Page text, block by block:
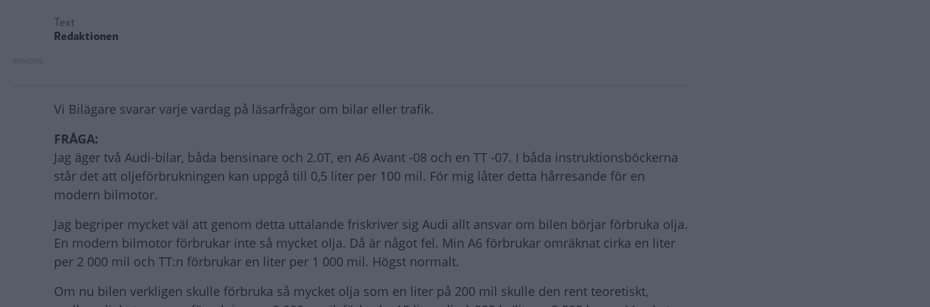
Text
Redaktionen
Vi Bilägare svarar varje vardag på läsarfrågor om bilar eller trafik.
FRÅGA:
Jag äger två Audi-bilar, båda bensinare och 2.0T, en A6 Avant -08 och en TT -07. I båda instruktionsböckerna
står det att oljeförbrukningen kan uppgå till 0,5 liter per 100 mil. För mig låter detta hårresande för en
modern bilmotor.
Jag begriper mycket väl att genom detta uttalande friskriver sig Audi allt ansvar om bilen börjar förbruka olja.
En modern bilmotor förbrukar inte så mycket olja. Då är något fel. Min A6 förbrukar omräknat cirka en liter
per 2 000 mil och TT:n förbrukar en liter per 1 000 mil. Högst normalt.
Om nu bilen verkligen skulle förbruka så mycket olja som en liter på 200 mil skulle den rent teoretiskt,